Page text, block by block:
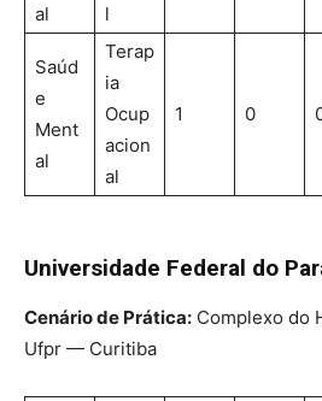
al
l
Saúd
e
Ment
al
Terap
ia
Ocup
acion
al
1 0
Universidade Federal do
Cenário de Prática: Complexo do
Ufpr — Curitiba